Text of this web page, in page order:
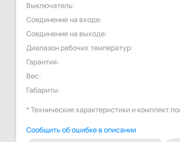
Выключатель:
Соединение на входе:
Соединение на выходе:
Диапазон рабочих температур:
Гарантия:
Вес:
Габариты:
* Технические характеристики и комплект
Сообщить об ошибке в описании